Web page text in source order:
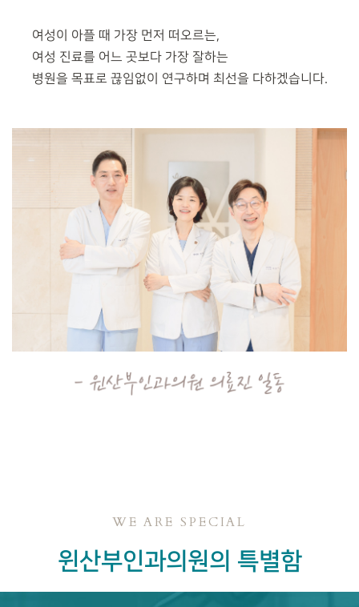
여성이 아플 때 가장 먼저 떠오르는,
여성 진료를 어느 곳보다 가장 잘하는
병원을 목표로 끊임없이 연구하며 최선을 다하겠습니다.
WE ARE SPECIAL
윈산부인과의원의 특별함